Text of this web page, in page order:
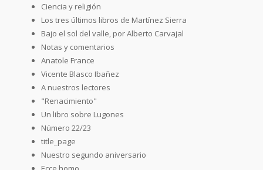
Ciencia y religión
Los tres últimos libros de Martínez Sierra
Bajo el sol del valle, por Alberto Carvajal
Notas y comentarios
Anatole France
Vicente Blasco Ibañez
A nuestros lectores
"Renacimiento"
Un libro sobre Lugones
Número 22/23
title_page
Nuestro segundo aniversario